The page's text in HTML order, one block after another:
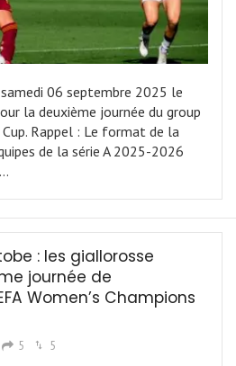
06 septembre 2025 le
la deuxième journée du group
Cup. Rappel : Le format de la
de la série A 2025-2026
: les giallorosse
journée de
Women’s Champions
5 5